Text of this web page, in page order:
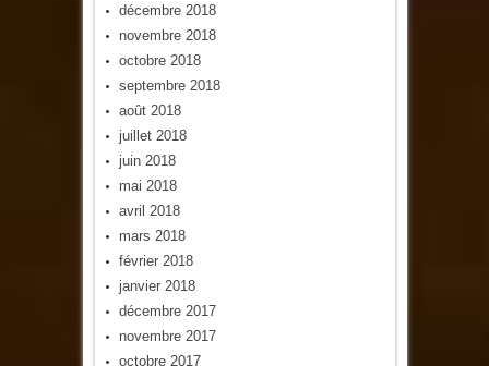
décembre 2018
novembre 2018
octobre 2018
septembre 2018
août 2018
juillet 2018
juin 2018
mai 2018
avril 2018
mars 2018
février 2018
janvier 2018
décembre 2017
novembre 2017
octobre 2017